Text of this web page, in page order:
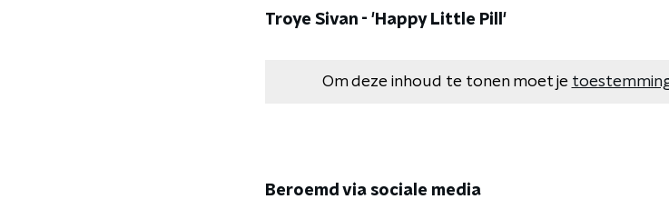
Troye Sivan - 'Happy Little Pill'
Om deze inhoud te tonen moet je
Beroemd via sociale media